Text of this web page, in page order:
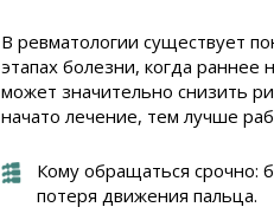
В ревматологии существует
этапах болезни, когда раннее
может значительно снизить
начато лечение, тем лучше
Кому обращаться срочно:
потеря движения пальца.